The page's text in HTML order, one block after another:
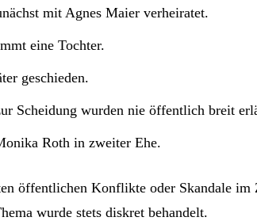
mit Agnes Maier verheiratet.
eine Tochter.
geschieden.
Scheidung wurden nie öffentlich breit
Roth in zweiter Ehe.
öffentlichen Konflikte oder Skandale im
wurde stets diskret behandelt.